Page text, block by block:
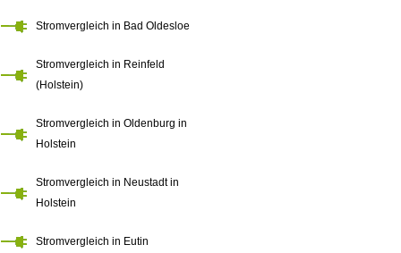
Stromvergleich in Bad Oldesloe
Stromvergleich in Reinfeld
(Holstein)
Stromvergleich in Oldenburg in
Holstein
Stromvergleich in Neustadt in
Holstein
Stromvergleich in Eutin